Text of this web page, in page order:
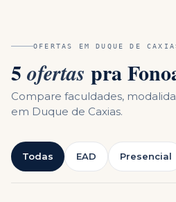
OFERTAS EMDUQUE DE
5 ofertas pra
Compare faculdades,
em Duque de Caxias.
Todas EAD Presencial